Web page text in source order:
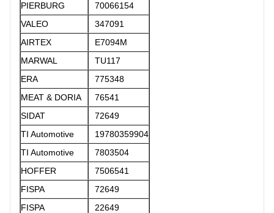
PIERBURG
70066154
VALEO
347091
AIRTEX
E7094M
MARWAL
TU117
ERA
775348
MEAT & DORIA
76541
SIDAT
72649
TI Automotive
19780359904
TI Automotive
7803504
HOFFER
7506541
FISPA
72649
FISPA
22649